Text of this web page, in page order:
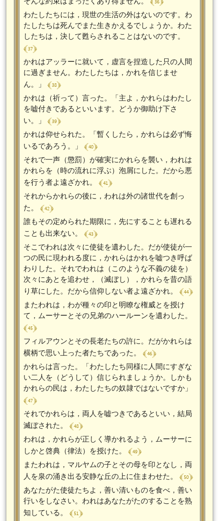
わたしたちには，現世の生活の外はないのです。わ
たしたちは死んでまた生きかえるでしょうか。わた
したちは，決して甦らされることはないのです。
﴾ 37 ﴿
かれはアッラーに就いて，虚言を捏造した只の人間
に過ぎません。わたしたちは，かれを信じませ
ん。」 ﴾ 38 ﴿
かれは（祈って）言った。「主よ，かれらはわたし
を嘘付きであるといいます。どうか御助け下さ
い。」 ﴾ 39 ﴿
かれは仰せられた。「暫くしたら，かれらは必ず悔
いるであろう。」 ﴾ 40 ﴿
それで一声（懲罰）が確実にかれらを襲い，われは
かれらを（時の流れに浮ぶ）泡屑にした。だから悪
を行う者よ遠ざかれ。 ﴾ 41 ﴿
それからかれらの後に，われは外の諸世代を創っ
た。 ﴾ 42 ﴿
誰もその定められた期限に，先にすることも遅れる
ことも出来ない。 ﴾ 43 ﴿
そこでわれは次々に使徒を遺わした。だが使徒が一
つの民に現われる度に，かれらはかれを嘘つき呼ば
わりした。それでわれは（このような不義の徒を）
次々にあとを追わせ，（滅ぼし），かれらを昔の語
り草にした。だから信仰しない者よ遠ざかれ。 ﴾ 44 ﴿
またわれは，わが種々の印と明瞭な権威とを授け
て，ムーサーとその兄弟のハールーンを遺わした。
﴾ 45 ﴿
フィルアウンとその長老たちの許に。だがかれらは
横柄で思い上った者たちであった。 ﴾ 46 ﴿
かれらは言った。「わたしたち同様に人間にすぎな
い二人を（どうして）信じられましょうか。しかも
かれらの民は，わたしたちの奴隷ではないですか」
﴾ 47 ﴿
それでかれらは，両人を嘘つきであるといい，結局
滅ぼされた。 ﴾ 48 ﴿
われは，かれらが正しく導かれるよう，ムーサーに
しかと啓典（律法）を授けた。 ﴾ 49 ﴿
またわれは，マルヤムの子とその母を印となし，両
人を泉の涌き出る安静な丘の上に住まわせた。 ﴾ 50 ﴿
あなたがた使徒たちよ，善い清いものを食べ，善い
行いをしなさい。われはあなたがたのすることを熟
知している。 ﴾ 51 ﴿